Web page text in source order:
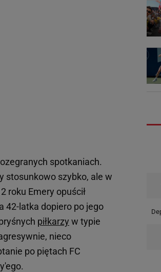
spotkaniach.
stosunkowo szybko, ale w
roku Emery opuścił
42-latka dopiero po jego
piłkarzy w typie
nieco
po piętach FC